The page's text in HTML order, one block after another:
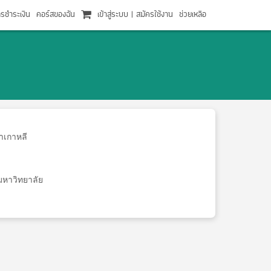
เข้าสู่ระบบ | สมัครใช้งาน ช่วยเหลือ
ชำระเงิน คอร์สของฉัน
กาหลี
าวิทยาลัย